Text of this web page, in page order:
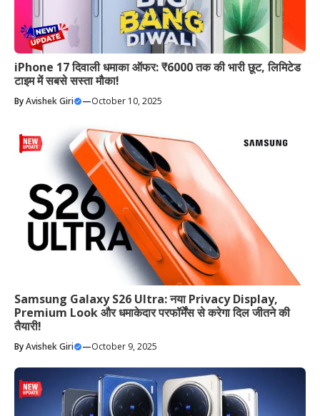
iPhone 17 दिवाली धमाका ऑफर: ₹6000 तक की भारी छूट, लिमिटेड
टाइम में सबसे सस्ता मौका!
ByAvishek Giri —October 10, 2025
Samsung Galaxy S26 Ultra: नया Privacy Display,
Premium Look और धमाकेदार परफॉर्मेंस से करेगा दिल जीतने की
तैयारी!
ByAvishek Giri —October 9, 2025